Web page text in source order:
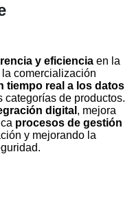
y eficiencia en la
comercialización
tiempo real a los datos
categorías de productos.
digital , mejora
procesos de gestión
y mejorando la